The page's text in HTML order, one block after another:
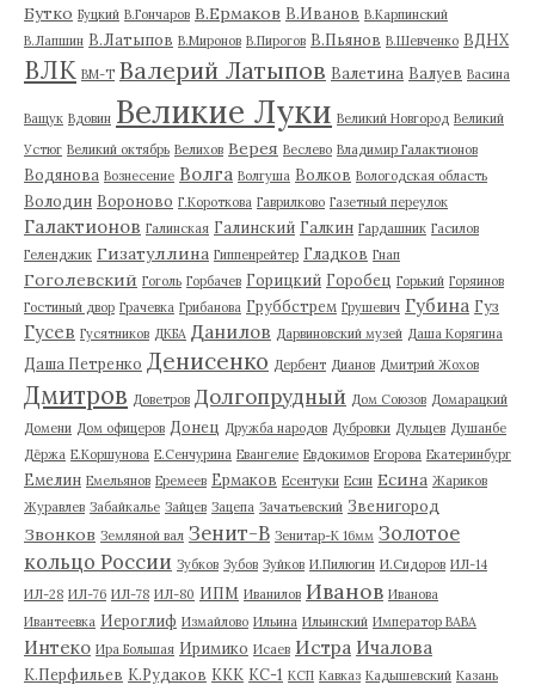
Бутко Буцкий В.Гончаров В.Ермаков В.Иванов В.Карпинский
В.Лапшин В.Латыпов В.Миронов В.Пирогов В.Пьянов В.Шевченко ВДНХ
ВЛК ВМ-Т Валерий Латыпов Валетина Валуев Васина
Ващук Вдовин Великие Луки Великий Новгород Великий
Устюг Великий октябрь Велихов Верея Веслево Владимир Галактионов
Водянова Вознесение Волга Волгуша Волков Вологодская область
Володин Вороново Г.Короткова Гаврилково Газетный переулок
Галактионов Галинская Галинский Галкин Гардашник Гасилов
Геленджик Гизатуллина Гиппенрейтер Гладков Гнап
Гоголевский Гоголь Горбачев Горицкий Горобец Горький Горяинов
Гостиный двор Грачевка Грибанова Груббстрем Грушевич Губина Гуз
Гусев Гусятников ДКБА Данилов Дарвиновский музей Даша Корягина
Даша Петренко Денисенко Дербент Дианов Дмитрий Жохов
Дмитров Доветров Долгопрудный Дом Союзов Домарацкий
Домени Дом офицеров Донец Дружба народов Дубровки Дульцев Душанбе
Дёржа Е.Коршунова Е.Сенчурина Евангелие Евдокимов Егорова Екатеринбург
Емелин Емельянов Еремеев Ермаков Есентуки Есин Есина Жариков
Журавлев Забайкалье Зайцев Зацепа Зачатьевский Звенигород
Звонков Земляной вал Зенит-В Зенитар-К 16мм Золотое
кольцо России Зубков Зубов Зуйков И.Пилюгин И.Сидоров ИЛ-14
ИЛ-28 ИЛ-76 ИЛ-78 ИЛ-80 ИПМ Иванилов Иванов Иванова
Ивантеевка Иероглиф Измайлово Ильина Ильинский Император ВАВА
Интеко Ира Большая Иримико Исаев Истра Ичалова
К.Перфильев К.Рудаков ККК КС-1 КСП Кавказ Кадышевский Казань